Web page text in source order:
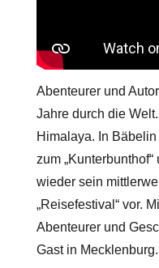
Abenteurer und
Jahre durch die
Himalaya. In
zum
wieder sein
„Reisefestival“ vor.
Abenteurer und
Gast in Mecklenburg.